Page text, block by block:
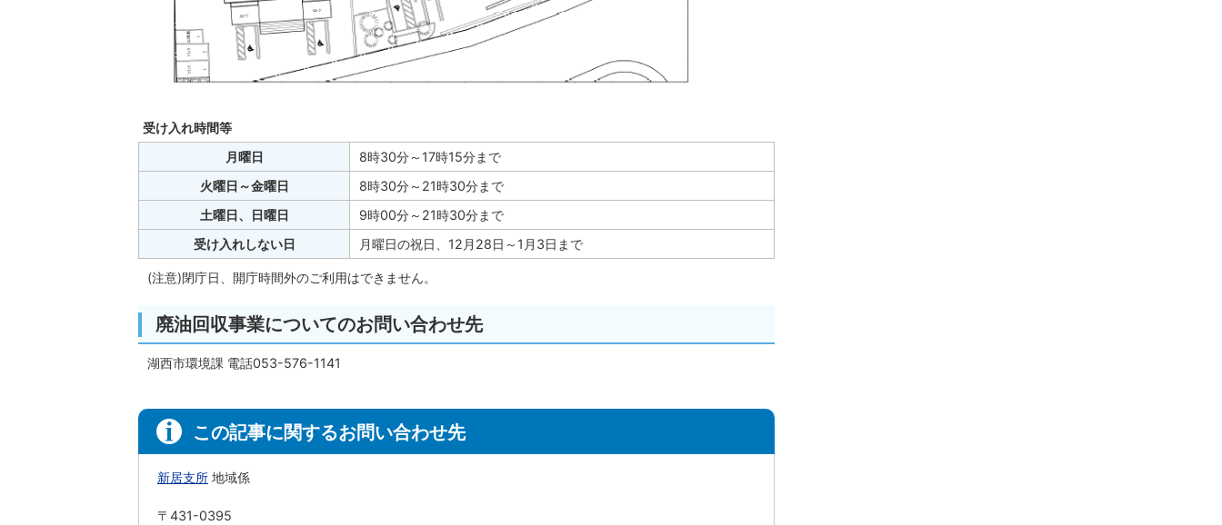
受け入れ時間等
月曜日
8時30分～17時15分まで
火曜日～金曜日
8時30分～21時30分まで
土曜日、日曜日
9時00分～21時30分まで
受け入れしない日
月曜日の祝日、12月28日～1月3日まで
(注意)閉庁日、開庁時間外のご利用はできません。
廃油回収事業についてのお問い合わせ先
湖西市環境課 電話053-576-1141
この記事に関するお問い合わせ先
新居支所 地域係
〒431-0395